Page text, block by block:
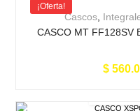
¡Oferta!
Cascos
CASCO MT FF128SV
$